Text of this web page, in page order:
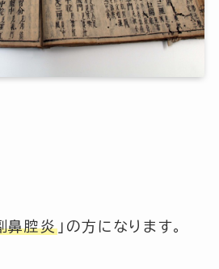
鼻腔炎 」の方になります。